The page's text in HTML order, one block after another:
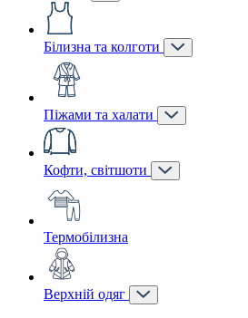
Білизна та колготи
Піжами та халати
Кофти, світшоти
Термобілизна
Верхній одяг